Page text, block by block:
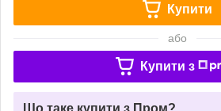
Купити
або
Купити з
Що таке купити з Пром?